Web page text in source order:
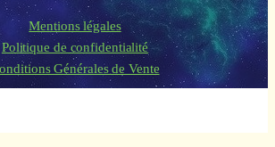
Mentions légales
Politique de confidentialité
Générales de Vente